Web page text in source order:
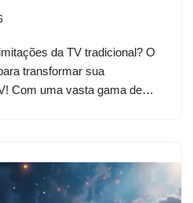
da TV tradicional? O
transformar sua
Com uma vasta gama de…